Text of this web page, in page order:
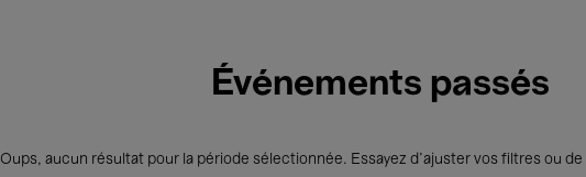
Événements passés
Oups, aucun résultat pour la période sélectionnée. Essayez d’ajuster vos filtres ou